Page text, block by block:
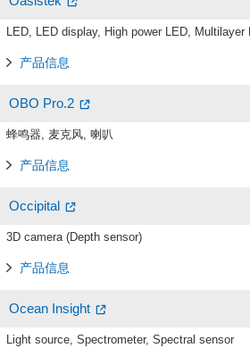
LED, LED display, High power LED, Multilayer
产品信息
OBO Pro.2
蜂鸣器, 麦克风, 喇叭
产品信息
Occipital
3D camera (Depth sensor)
产品信息
Ocean Insight
Light source, Spectrometer, Spectral sensor